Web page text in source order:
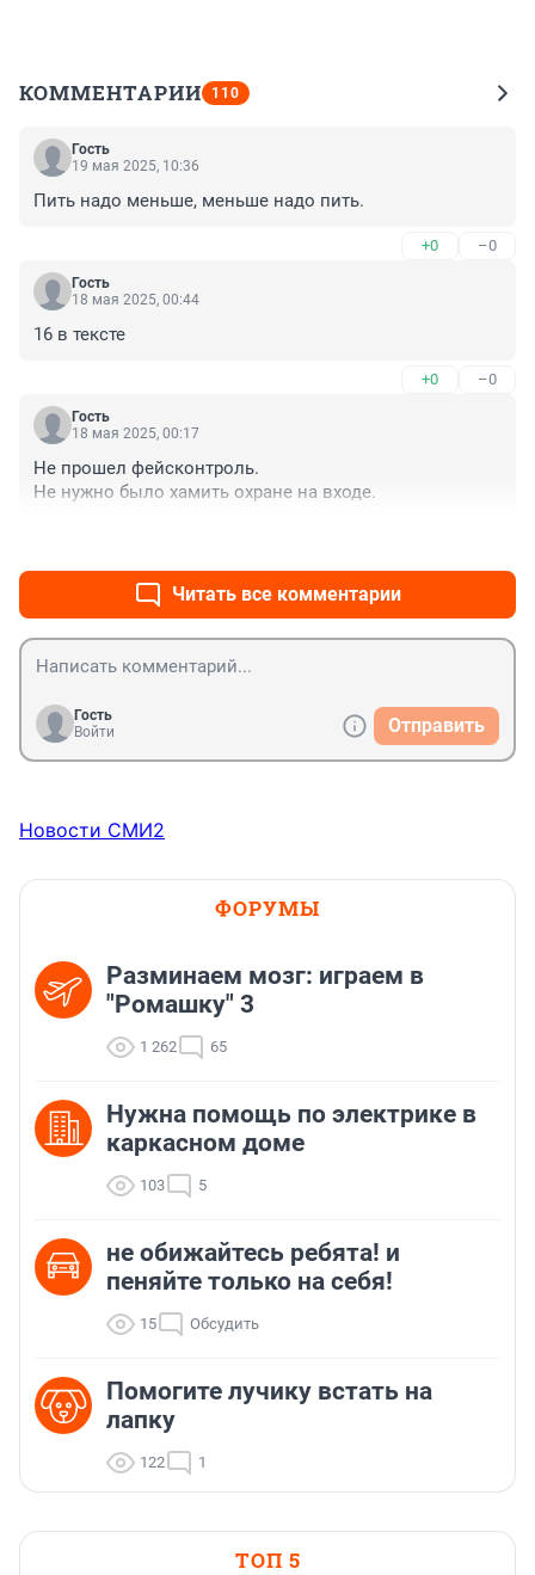
КОММЕНТАРИИ 110
Гость
19 мая 2025, 10:36
Пить надо меньше, меньше надо пить.
+0 –0
Гость
18 мая 2025, 00:44
16 в тексте
+0 –0
Гость
18 мая 2025, 00:17
Не прошел фейсконтроль.
Не нужно было хамить охране на входе.
Читать все комментарии
Гость
Войти
Отправить
Новости СМИ2
ФОРУМЫ
Разминаем мозг: играем в
"Ромашку" 3
1 262 65
Нужна помощь по электрике в
каркасном доме
103 5
не обижайтесь ребята! и
пеняйте только на себя!
15 Обсудить
Помогите лучику встать на
лапку
122 1
ТОП 5